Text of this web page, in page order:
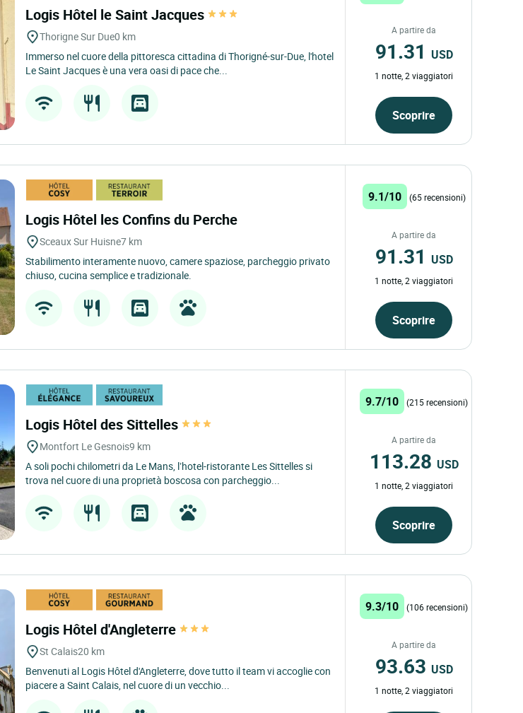
Logis Hôtel le Saint Jacques
Thorigne Sur Due0 km
Immerso nel cuore della pittoresca cittadina di Thorigné-sur-Due, l'hotel
Le Saint Jacques è una vera oasi di pace che...
A partire da
91.31 USD
1 notte, 2 viaggiatori
Scoprire
Logis Hôtel les Confins du Perche
Sceaux Sur Huisne7 km
Stabilimento interamente nuovo, camere spaziose, parcheggio privato
chiuso, cucina semplice e tradizionale.
9.1/10 (65 recensioni)
A partire da
91.31 USD
1 notte, 2 viaggiatori
Scoprire
Logis Hôtel des Sittelles
Montfort Le Gesnois9 km
A soli pochi chilometri da Le Mans, l’hotel-ristorante Les Sittelles si
trova nel cuore di una proprietà boscosa con parcheggio...
9.7/10 (215 recensioni)
A partire da
113.28 USD
1 notte, 2 viaggiatori
Scoprire
Logis Hôtel d'Angleterre
St Calais20 km
Benvenuti al Logis Hôtel d'Angleterre, dove tutto il team vi accoglie con
piacere a Saint Calais, nel cuore di un vecchio...
9.3/10 (106 recensioni)
A partire da
93.63 USD
1 notte, 2 viaggiatori